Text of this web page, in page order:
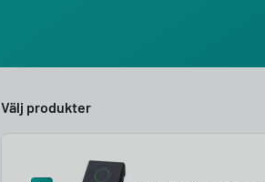
Välj produkter